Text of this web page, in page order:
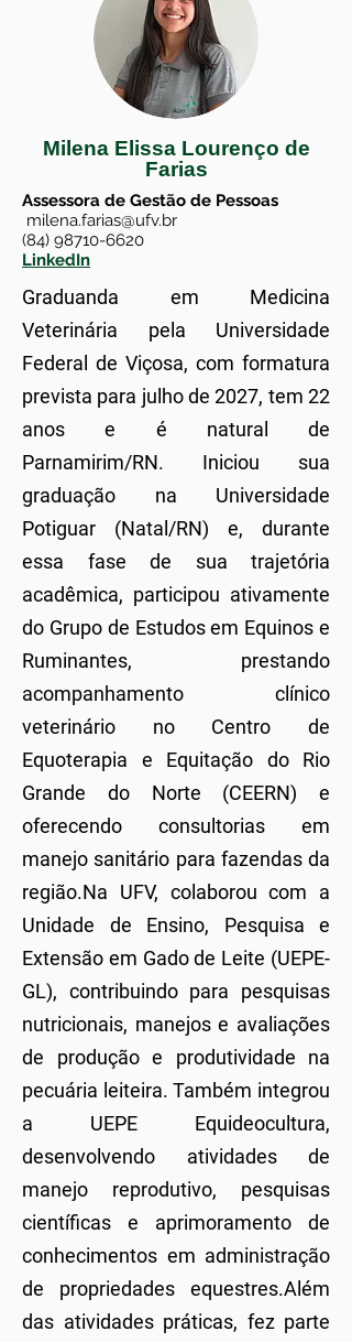
Milena Elissa Lourenço de
Farias
Assessora de Gestão de Pessoas
milena.farias@ufv.br
(84) 98710-6620
LinkedIn
Graduanda em Medicina
Veterinária pela Universidade
Federal de Viçosa, com formatura
prevista para julho de 2027, tem 22
anos e é natural de
Parnamirim/RN. Iniciou sua
graduação na Universidade
Potiguar (Natal/RN) e, durante
essa fase de sua trajetória
acadêmica, participou ativamente
do Grupo de Estudos em Equinos e
Ruminantes, prestando
acompanhamento clínico
veterinário no Centro de
Equoterapia e Equitação do Rio
Grande do Norte (CEERN) e
oferecendo consultorias em
manejo sanitário para fazendas da
região.Na UFV, colaborou com a
Unidade de Ensino, Pesquisa e
Extensão em Gado de Leite (UEPE-
GL), contribuindo para pesquisas
nutricionais, manejos e avaliações
de produção e produtividade na
pecuária leiteira. Também integrou
a UEPE Equideocultura,
desenvolvendo atividades de
manejo reprodutivo, pesquisas
científicas e aprimoramento de
conhecimentos em administração
de propriedades equestres.Além
das atividades práticas, fez parte